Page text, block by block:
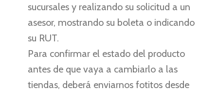
sucursales y realizando su solicitud a un
asesor, mostrando su boleta o indicando
su RUT.
Para confirmar el estado del producto
antes de que vaya a cambiarlo a las
tiendas, deberá enviarnos fotitos desde